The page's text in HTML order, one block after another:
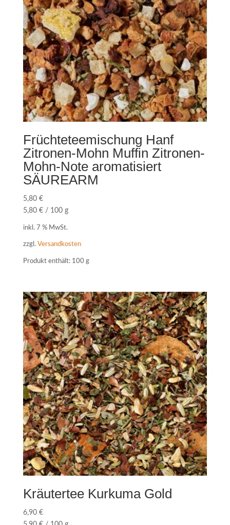
Früchteteemischung Hanf
Zitronen-Mohn Muffin Zitronen-
Mohn-Note aromatisiert
SÄUREARM
5,80 €
5,80 €/ 100 g
inkl. 7 % MwSt.
zzgl. Versandkosten
Produkt enthält: 100 g
Kräutertee Kurkuma Gold
6,90 €